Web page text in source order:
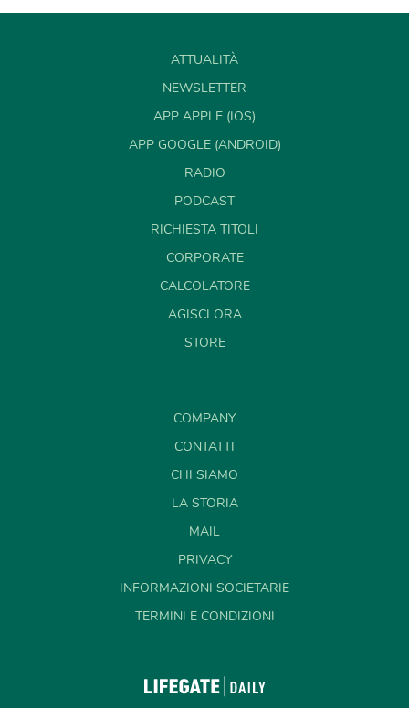
ATTUALITÀ
NEWSLETTER
APP APPLE (IOS)
APP GOOGLE (ANDROID)
RADIO
PODCAST
RICHIESTA TITOLI
CORPORATE
CALCOLATORE
AGISCI ORA
STORE
COMPANY
CONTATTI
CHI SIAMO
LA STORIA
MAIL
PRIVACY
INFORMAZIONI SOCIETARIE
TERMINI E CONDIZIONI